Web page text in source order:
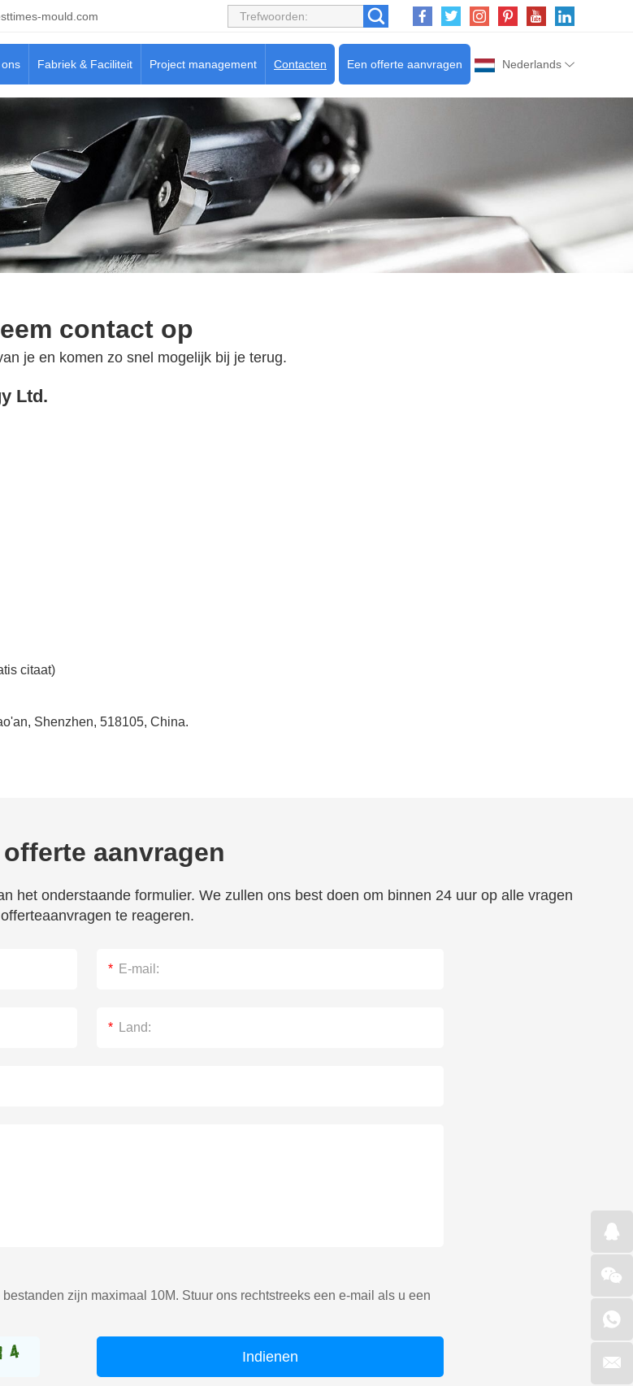
mould.com
Nederlands
Een offerte aanvragen
Fabriek & Faciliteit Project management Contacten
contact op
je en komen zo snel mogelijk bij je terug.
Ltd.
citaat)
Shenzhen, 518105, China.
offerte aanvragen
het onderstaande formulier. We zullen ons best doen om binnen 24 uur op alle vragen
te reageren.
zijn maximaal 10M. Stuur ons rechtstreeks een e-mail als u een